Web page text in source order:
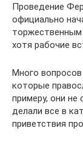
Проведение
официально
хотя рабочие
Много
которые
примеру, они
делали все в
приветствия